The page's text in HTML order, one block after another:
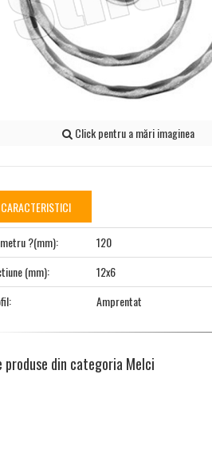
Click pentru a mări imaginea
CARACTERISTICI
?(mm):
120
(mm):
12x6
Amprentat
produse din categoria Melci